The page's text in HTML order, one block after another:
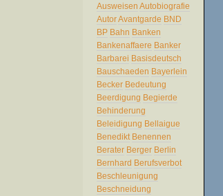
Ausweisen Autobiografie
AutorAvantgarde BND
BP Bahn Banken
Bankenaffaere Banker
Barbarei Basisdeutsch
Bauschaeden Bayerlein
Becker Bedeutung
Beerdigung Begierde
Behinderung
Beleidigung Bellaigue
Benedikt Benennen
Berater Berger Berlin
Bernhard Berufsverbot
Beschleunigung
Beschneidung